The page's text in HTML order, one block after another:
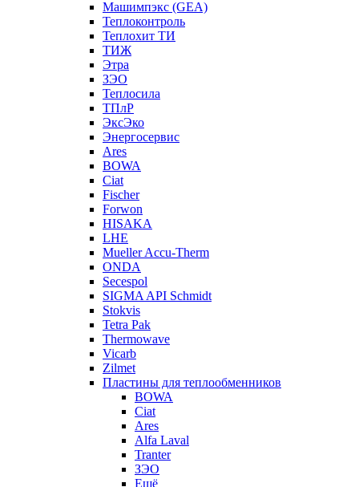
Машимпэкс (GEA)
Теплоконтроль
Теплохит ТИ
ТИЖ
Этра
ЗЭО
Теплосила
ТПлР
ЭксЭко
Энергосервис
Ares
BOWA
Ciat
Fischer
Forwon
HISAKA
LHE
Mueller Accu-Therm
ONDA
Secespol
SIGMA API Schmidt
Stokvis
Tetra Pak
Thermowave
Vicarb
Zilmet
Пластины для теплообменников
BOWA
Ciat
Ares
Alfa Laval
Tranter
ЗЭО
Ещё